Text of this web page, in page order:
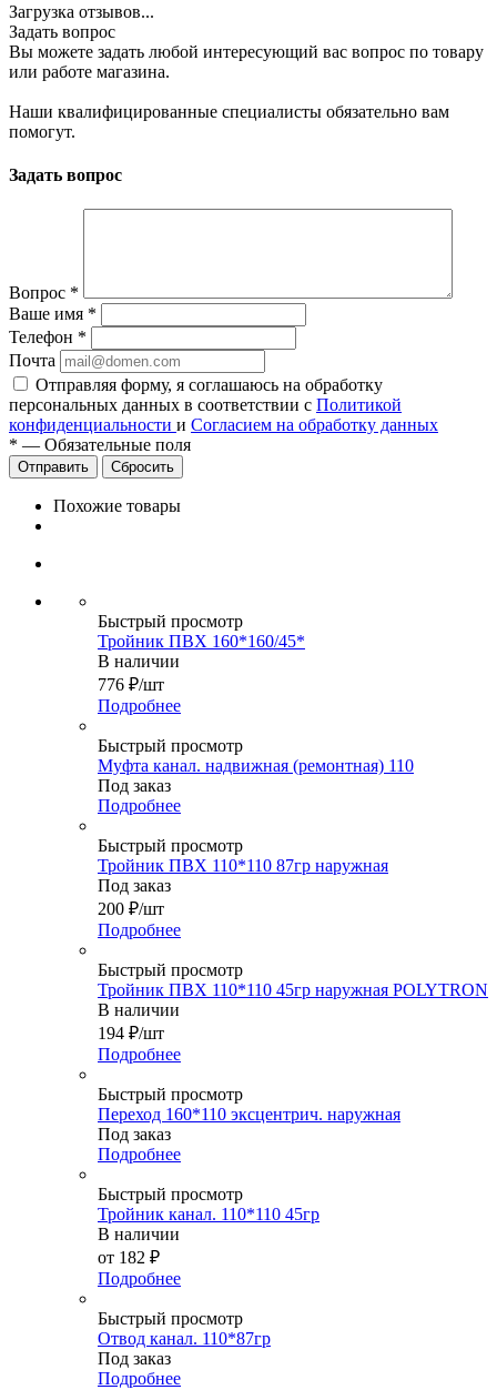
Загрузка отзывов...
Задать вопрос
Вы можете задать любой интересующий вас вопрос по товару
или работе магазина.
Наши квалифицированные специалисты обязательно вам
помогут.
Задать вопрос
Вопрос *
Ваше имя *
Телефон *
Почта
Отправляя форму, я соглашаюсь на обработку
персональных данных в соответствии с Политикой
конфиденциальности и Согласием на обработку данных
* — Обязательные поля
Сбросить
Похожие товары
Быстрый просмотр
Тройник ПВХ 160*160/45*
В наличии
776 ₽/шт
Подробнее
Быстрый просмотр
Муфта канал. надвижная (ремонтная) 110
Под заказ
Подробнее
Быстрый просмотр
Тройник ПВХ 110*110 87гр наружная
Под заказ
200 ₽/шт
Подробнее
Быстрый просмотр
Тройник ПВХ 110*110 45гр наружная POLYTRON
В наличии
194 ₽/шт
Подробнее
Быстрый просмотр
Переход 160*110 эксцентрич. наружная
Под заказ
Подробнее
Быстрый просмотр
Тройник канал. 110*110 45гр
В наличии
от 182 ₽
Подробнее
Быстрый просмотр
Отвод канал. 110*87гр
Под заказ
Подробнее